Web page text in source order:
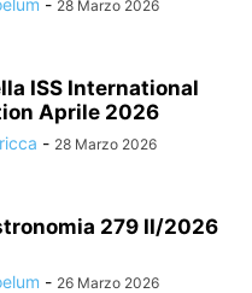
- 28 Marzo 2026
ISS International
Aprile 2026
- 28 Marzo 2026
279 II/2026
- 26 Marzo 2026